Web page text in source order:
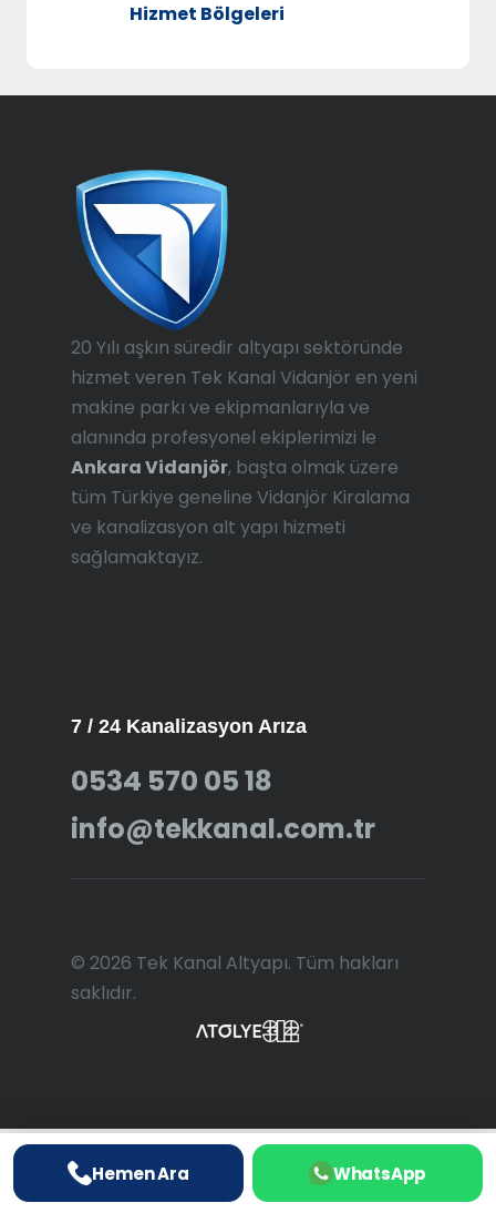
Hizmet Bölgeleri
20 Yılı aşkın süredir altyapı sektöründe
hizmet veren Tek Kanal Vidanjör en yeni
makine parkı ve ekipmanlarıyla ve
alanında profesyonel ekiplerimizi le
Ankara Vidanjör, başta olmak üzere
tüm Türkiye geneline Vidanjör Kiralama
ve kanalizasyon alt yapı hizmeti
sağlamaktayız.
7 / 24 Kanalizasyon Arıza
0534 570 05 18
info@tekkanal.com.tr
© 2026 Tek Kanal Altyapı. Tüm hakları
saklıdır.
Hemen Ara WhatsApp